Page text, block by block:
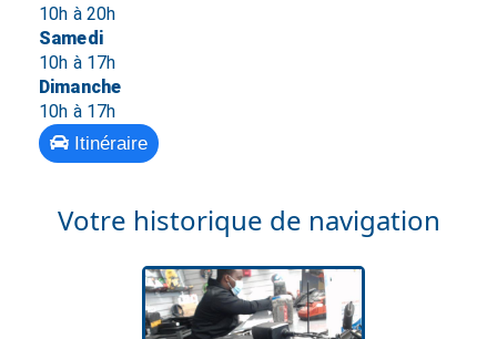
10h à 20h
Samedi
10h à 17h
Dimanche
10h à 17h
Itinéraire
Votre historique de navigation